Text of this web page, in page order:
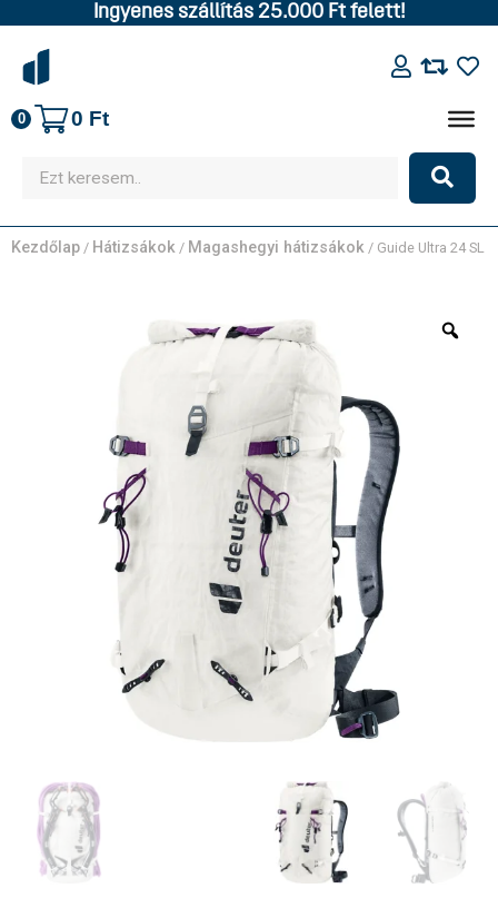
Ingyenes szállítás 25.000 Ft felett!
0 0 Ft
Kezdőlap / Hátizsákok / Magashegyi hátizsákok / Guide Ultra 24 SL